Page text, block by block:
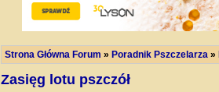
Strona Główna Forum » Poradnik Pszczelarza »
Zasięg lotu pszczół